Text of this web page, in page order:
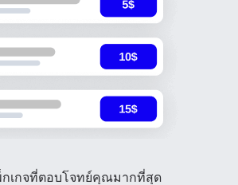
กเกจที่ตอบโจทย์คุณมากที่สุด